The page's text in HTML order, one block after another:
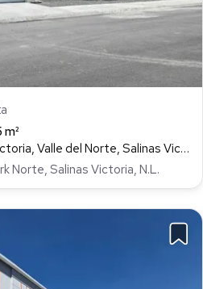
Terra Park Norte, Salinas Victoria, Valle del Norte, Salinas Victoria
Norte, Salinas Victoria, N.L.